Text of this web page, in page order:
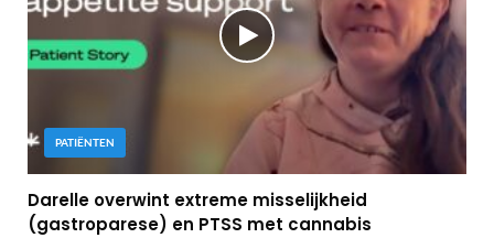
PATIËNTEN
Darelle overwint extreme misselijkheid
(gastroparese) en PTSS met cannabis